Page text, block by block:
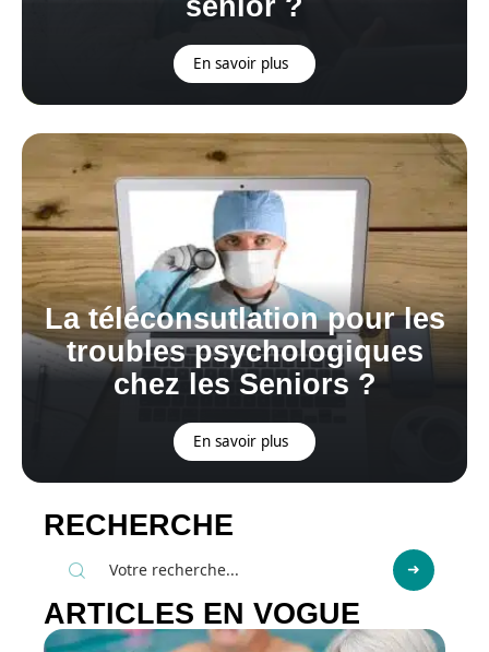
senior ?
En savoir plus
La téléconsutlation pour les
troubles psychologiques
chez les Seniors ?
En savoir plus
RECHERCHE
ARTICLES EN VOGUE